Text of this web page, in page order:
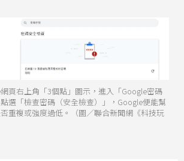
頁右上角「3個點」圖示，進入「Google密碼
選「檢查密碼（安全檢查）」，Google便能幫
重複或強度過低。（圖／聯合新聞網《科技玩